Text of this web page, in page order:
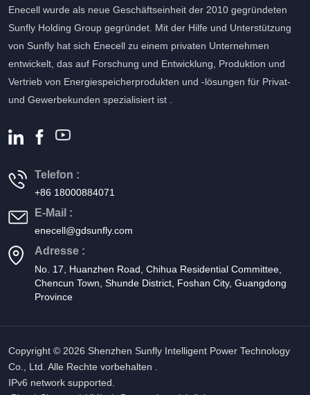
Enecell wurde als neue Geschäftseinheit der 2010 gegründeten
Sunfly Holding Group gegründet. Mit der Hilfe und Unterstützung
von Sunfly hat sich Enecell zu einem privaten Unternehmen
entwickelt, das auf Forschung und Entwicklung, Produktion und
Vertrieb von Energiespeicherprodukten und -lösungen für Privat-
und Gewerbekunden spezialisiert ist .
Telefon :
+86 18000884071
E-Mail :
enecell@gdsunfly.com
Adresse :
No. 17, Huanzhen Road, Chihua Residential Committee,
Chencun Town, Shunde District, Foshan City, Guangdong
Province
Copyright © 2026 Shenzhen Sunfly Intelligent Power Technology
Co., Ltd. Alle Rechte vorbehalten .
IPv6 network supported.